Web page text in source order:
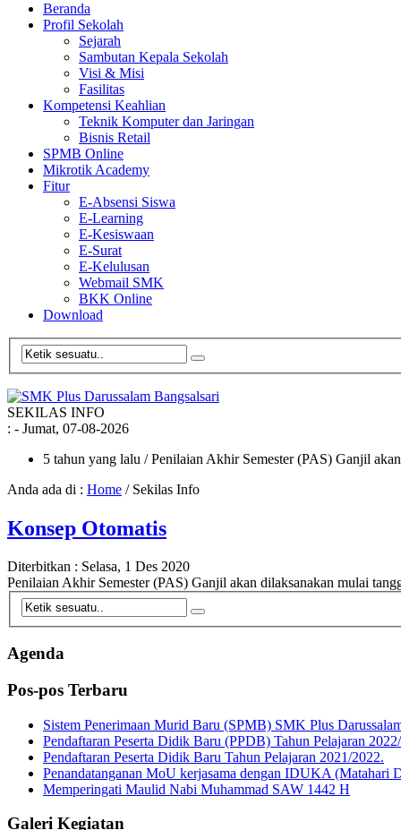
Beranda
Profil Sekolah
Sejarah
Sambutan Kepala Sekolah
Visi & Misi
Fasilitas
Kompetensi Keahlian
Teknik Komputer dan Jaringan
Bisnis Retail
SPMB Online
Mikrotik Academy
Fitur
E-Absensi Siswa
E-Learning
E-Kesiswaan
E-Surat
E-Kelulusan
Webmail SMK
BKK Online
Download
SEKILAS INFO
: - Jumat, 07-08-2026
5 tahun yang lalu / Penilaian Akhir Semester (PAS) Ganjil
Anda ada di : Home / Sekilas Info
Konsep Otomatis
Diterbitkan : Selasa, 1 Des 2020
Penilaian Akhir Semester (PAS) Ganjil akan dilaksanakan mulai
Agenda
Pos-pos Terbaru
Sistem Penerimaan Murid Baru (SPMB) SMK Plus
Pendaftaran Peserta Didik Baru (PPDB) Tahun Pelajaran
Pendaftaran Peserta Didik Baru Tahun Pelajaran 2021/2022.
Penandatanganan MoU kerjasama dengan IDUKA (Matahari
Memperingati Maulid Nabi Muhammad SAW 1442 H
Galeri Kegiatan